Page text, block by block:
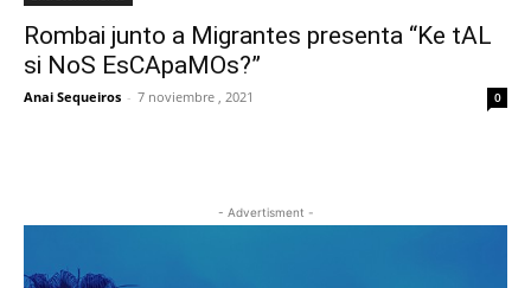
Rombai junto a Migrantes presenta “Ke tAL
si NoS EsCApaMOs?”
Anai Sequeiros - 7 noviembre , 2021 0
- Advertisment -